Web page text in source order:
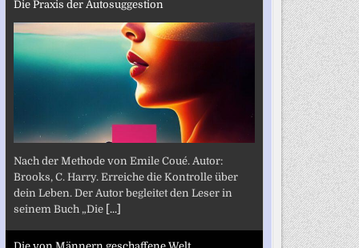
Die Praxis der Autosuggestion
Nach der Methode von Emile Coué. Autor:
Brooks, C. Harry. Erreiche die Kontrolle über
dein Leben. Der Autor begleitet den Leser in
seinem Buch „Die [...]